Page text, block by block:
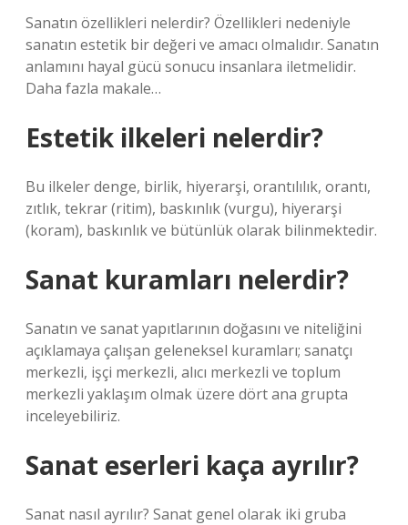
Sanatın özellikleri nelerdir? Özellikleri nedeniyle
sanatın estetik bir değeri ve amacı olmalıdır. Sanatın
anlamını hayal gücü sonucu insanlara iletmelidir.
Daha fazla makale…
Estetik ilkeleri nelerdir?
Bu ilkeler denge, birlik, hiyerarşi, orantılılık, orantı,
zıtlık, tekrar (ritim), baskınlık (vurgu), hiyerarşi
(koram), baskınlık ve bütünlük olarak bilinmektedir.
Sanat kuramları nelerdir?
Sanatın ve sanat yapıtlarının doğasını ve niteliğini
açıklamaya çalışan geleneksel kuramları; sanatçı
merkezli, işçi merkezli, alıcı merkezli ve toplum
merkezli yaklaşım olmak üzere dört ana grupta
inceleyebiliriz.
Sanat eserleri kaça ayrılır?
Sanat nasıl ayrılır? Sanat genel olarak iki gruba